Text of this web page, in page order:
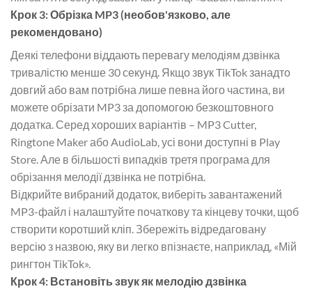
Крок 3: Обрізка MP3 (необов'язково, але
рекомендовано)
Деякі телефони віддають перевагу мелодіям дзвінка
тривалістю менше 30 секунд. Якщо звук TikTok занадто
довгий або вам потрібна лише певна його частина, ви
можете обрізати MP3 за допомогою безкоштовного
додатка. Серед хороших варіантів – MP3 Cutter,
Ringtone Maker або AudioLab, усі вони доступні в Play
Store. Але в більшості випадків третя програма для
обрізання мелодії дзвінка не потрібна.
Відкрийте вибраний додаток, виберіть завантажений
MP3-файл і налаштуйте початкову та кінцеву точки, щоб
створити коротший кліп. Збережіть відредаговану
версію з назвою, яку ви легко впізнаєте, наприклад, «Мій
рингтон TikTok».
Крок 4: Встановіть звук як мелодію дзвінка